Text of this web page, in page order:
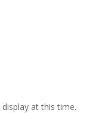
at this time.